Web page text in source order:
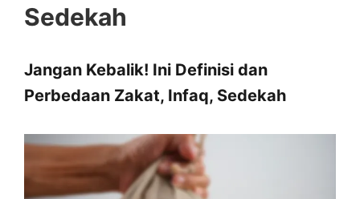
Sedekah
Jangan Kebalik! Ini Definisi dan
Perbedaan Zakat, Infaq, Sedekah